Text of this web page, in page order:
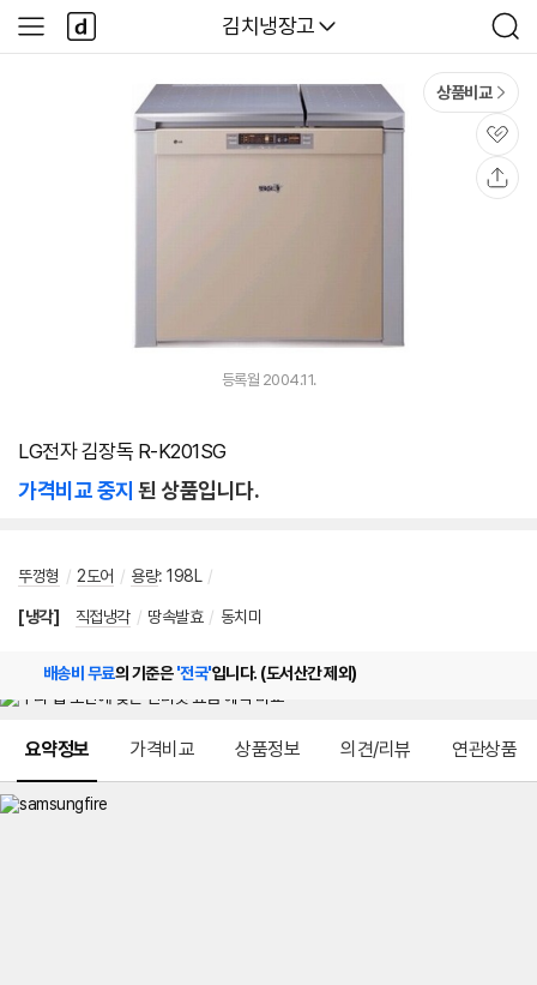
다나와
김치냉장고
검
색
사
이
다
나
와
상품비교
관
심
등록월 2004.11.
LG전자 김장독 R-K201SG
가격비교 중지 된 상품입니다.
뚜껑형 / 2도어 / 용량: 198L /
[냉각] 직접냉각 / 땅속발효 / 동치미
배송비 무료의 기준은'전국'입니다. (도서산간 제외)
요약정보 가격비교 상품정보 의견/리뷰 연관상품